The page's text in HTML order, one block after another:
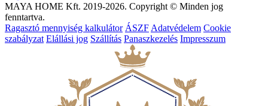
MAYA HOME Kft. 2019-2026. Copyright © Minden jog
fenntartva.
Ragasztó mennyiség kalkulátor ÁSZF Adatvédelem Cookie
szabályzat Elállási jog Szállítás Panaszkezelés Impresszum